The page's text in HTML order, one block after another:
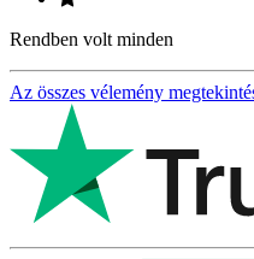
Rendben volt minden
Az összes vélemény